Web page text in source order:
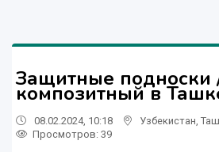
Защитные подноски
композитный в
08.02.2024, 10:18 Узбекистан
Просмотров: 39